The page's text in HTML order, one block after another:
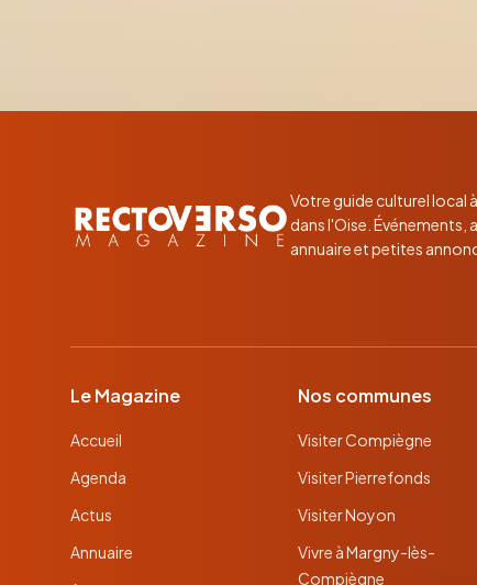
Votre guide culturel local
dans l'Oise. Événements,
annuaire et petites
Le Magazine
Accueil
Agenda
Actus
Annuaire
Nos communes
Visiter Compiègne
Visiter Pierrefonds
Visiter Noyon
Vivre à Margny-lès-
Compiègne